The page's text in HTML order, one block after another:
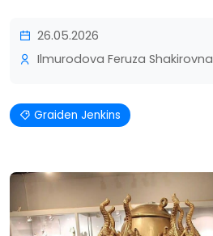
26.05.2026
Ilmurodova Feruza Shakirovna
Graiden Jenkins